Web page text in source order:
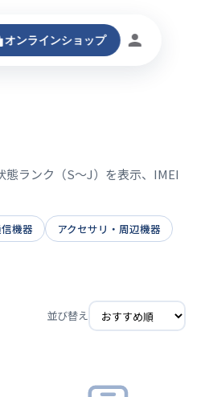
オンラインショップ
ログインする
ランク（S〜J）を表示、IMEI
機器
アクセサリ・周辺機器
並び替え